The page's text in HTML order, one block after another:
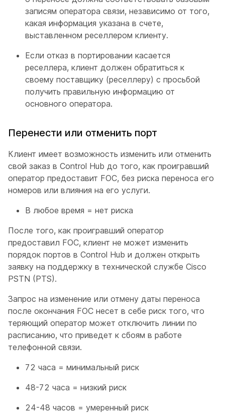
записям оператора связи, независимо от того,
какая информация указана в счете,
выставленном реселлером клиенту.
Если отказ в портировании касается
реселлера, клиент должен обратиться к
своему поставщику (реселлеру) с просьбой
получить правильную информацию от
основного оператора.
Перенести или отменить порт
Клиент имеет возможность изменить или отменить
свой заказ в Control Hub до того, как проигравший
оператор предоставит FOC, без риска переноса его
номеров или влияния на его услуги.
В любое время = нет риска
После того, как проигравший оператор
предоставил FOC, клиент не может изменить
порядок портов в Control Hub и должен открыть
заявку на поддержку в технической службе Cisco
PSTN (PTS).
Запрос на изменение или отмену даты переноса
после окончания FOC несет в себе риск того, что
теряющий оператор может отключить линии по
расписанию, что приведет к сбоям в работе
телефонной связи.
72 часа = минимальный риск
48-72 часа = низкий риск
24-48 часов = умеренный риск